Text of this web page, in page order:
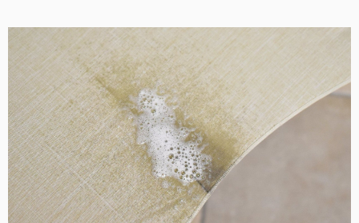
ロクロの上げ下げだけで楽に開閉できる大きめタイプ。
ラージサイズ
女性の一般的な雨傘のサイズに近く、広い範囲で雨や日光をブロック
します。
麦わら帽子
通気性に優れ、涼しげで夏らしいデザインの遮光帽子。
ロング（Lサイズ）
袖口と腕回りにゆとりを持たせ、腕回りにはゴムを使用。
PC用グラス
オフィスでも自然にかけれる、透明度の高いクリアレンズ。
テラビューティー
テラヘルツ鉱石を配合したヘルスサポートシリーズ。